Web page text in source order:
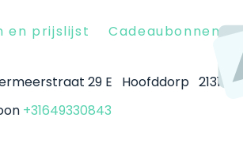
en prijslijst Cadeaubonnen
29 E Hoofddorp 2131 AA
+31649330843